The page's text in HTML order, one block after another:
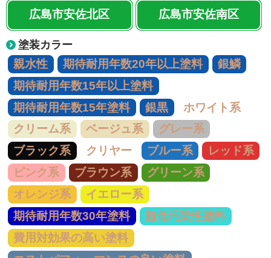
広島市安佐北区 広島市安佐南区
塗装カラー
親水性 期待耐用年数20年以上塗料
銀鱗
期待耐用年数15年以上塗料
期待耐用年数15年塗料
銀黒
ホワイト系
クリーム系
ベージュ系
グレー系
ブラック系
クリヤー ブルー系
レッド系
ピンク系
ブラウン系
グリーン系
オレンジ系
イエロー系
期待耐用年数30年塗料
超低汚染性塗料
費用対効果の高い塗料